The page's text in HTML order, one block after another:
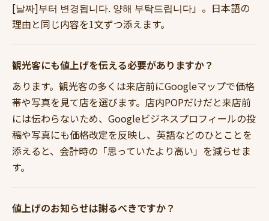
[날짜]부터 변경됩니다. 양해 부탁드립니다」。日本語の
理由と同じ内容を1文ずつ添えます。
観光客にも値上げを伝える必要がありますか？
あります。観光客の多くは来店前にGoogleマップで価格
帯や写真を見て店を選びます。店内POPだけだと来店前
には伝わらないため、Googleビジネスプロフィールの投
稿や写真にも価格改定を反映し、英語などのひとことを
添えると、会計時の「思っていたより高い」を減らせま
す。
値上げのお知らせは謝るべきですか？